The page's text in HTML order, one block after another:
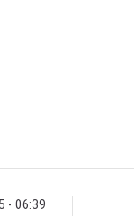
- 06:39